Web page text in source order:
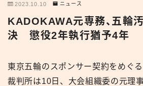
新着
namiten.jp
2023.10.10 ニュース
KADOKAWA元専務、五輪
決 懲役2年執行猶予4年
東京五輪のスポンサー契約をめぐ
裁判所は10日、大会組織委の元理